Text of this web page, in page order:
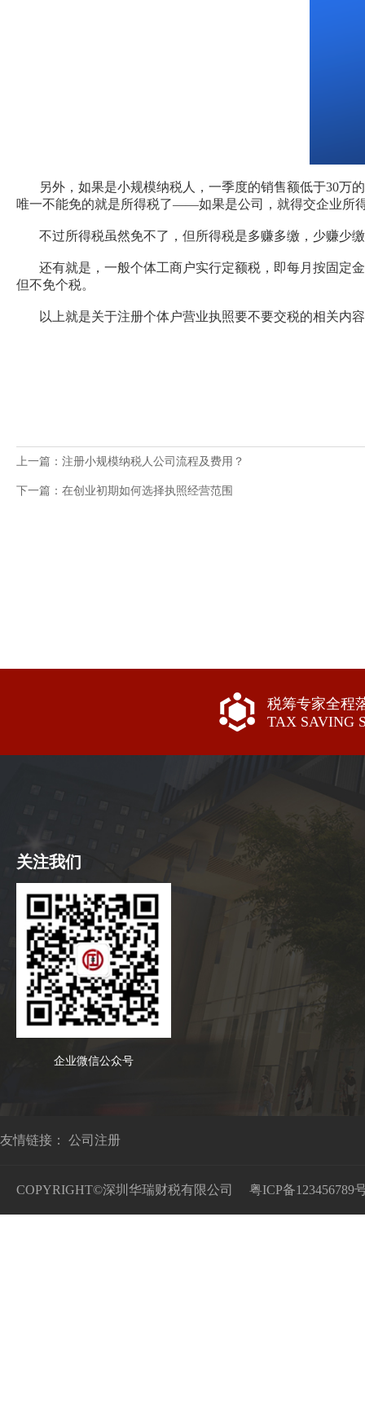
另外，如果是小规模纳税人，一季度的销售额低于30万的
唯一不能免的就是所得税了——如果是公司，就得交企业所
不过所得税虽然免不了，但所得税是多赚多缴，少赚少
还有就是，一般个体工商户实行定额税，即每月按固定金
但不免个税。
以上就是关于注册个体户营业执照要不要交税的相关内容
上一篇：注册小规模纳税人公司流程及费用？
下一篇：在创业初期如何选择执照经营范围
税筹专家全程
TAX SAVING
关注我们
企业微信公众号
友情链接： 公司注册
COPYRIGHT©深圳华瑞财税有限公司 粤ICP备123456789